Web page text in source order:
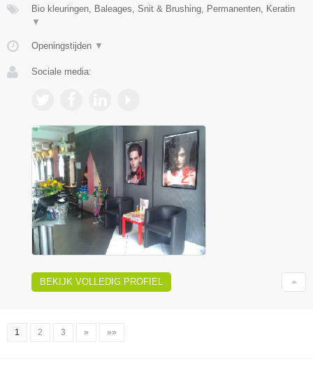
Bio kleuringen, Baleages, Snit & Brushing, Permanenten, Keratin
▼
Openingstijden ▼
Sociale media:
BEKIJK VOLLEDIG PROFIEL
1 2 3 » »»